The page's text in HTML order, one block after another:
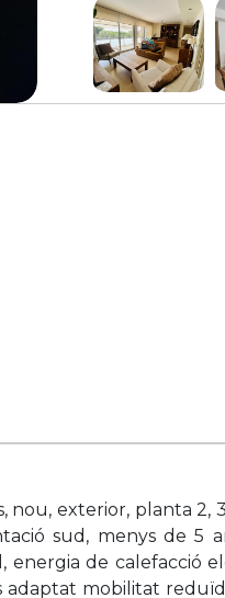
nou, exterior, planta 2,
sud, menys de 5
energia de calefacció
adaptat mobilitat